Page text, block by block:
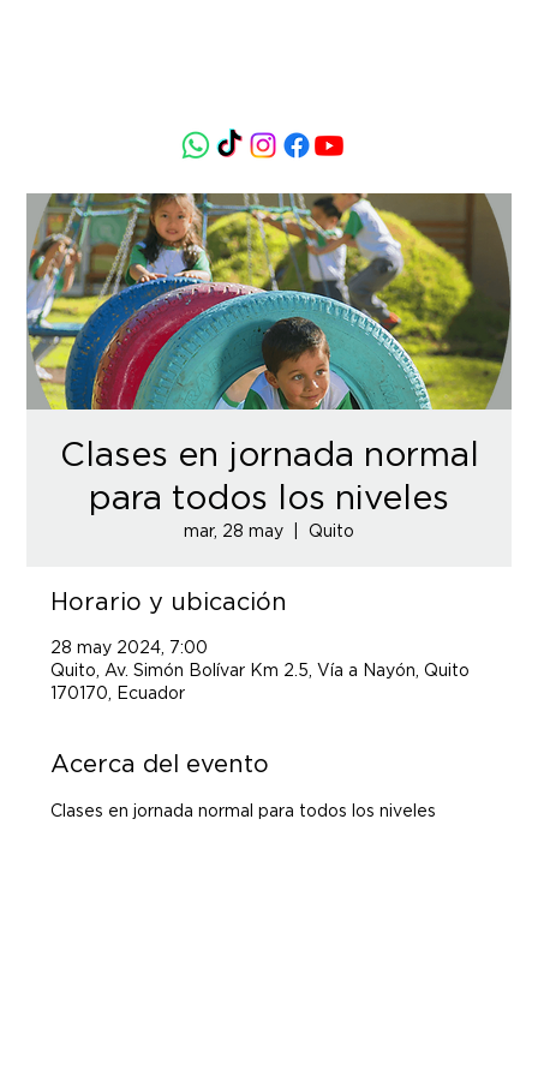
Clases en jornada normal
para todos los niveles
mar, 28 may Quito
Horario y ubicación
28 may 2024, 7:00
Quito, Av. Simón Bolívar Km 2.5, Vía a Nayón, Quito
170170, Ecuador
Acerca del evento
Clases en jornada normal para todos los niveles